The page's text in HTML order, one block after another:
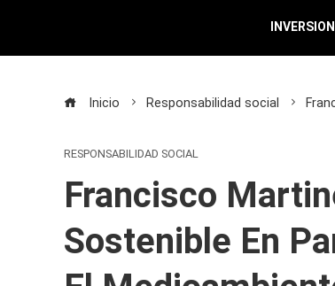
Inicio Responsabilidad social
RESPONSABILIDAD SOCIAL
Francisco
Sostenible En